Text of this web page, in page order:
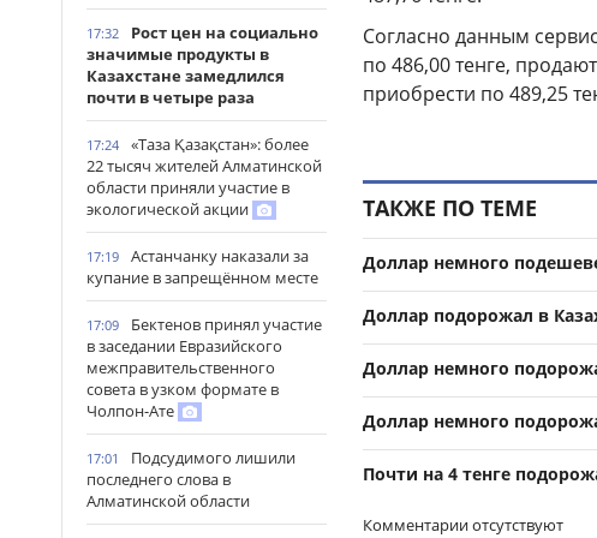
17:32
Рост цен на социально
значимые продукты в
Казахстане замедлился
почти в четыре раза
17:24
«Таза Қазақстан»: более
22 тысяч жителей Алматинской
области приняли участие в
экологической акции
17:19
Астанчанку наказали за
купание в запрещённом месте
17:09
Бектенов принял участие
в заседании Евразийского
межправительственного
совета в узком формате в
Чолпон-Ате
17:01
Подсудимого лишили
последнего слова в
Алматинской области
Согласно данным
по 486,00 тенге,
приобрести по 489,25
ТАКЖЕ ПО ТЕМЕ
Доллар немного
Доллар подорожал в
Доллар немного
Доллар немного
Почти на 4 тенге
Комментарии отсутствуют